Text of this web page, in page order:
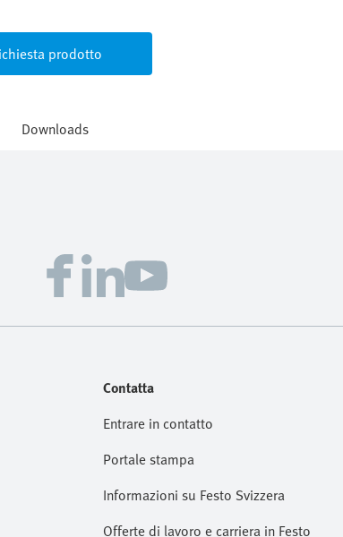
prodotto
Downloads
Contatta
Entrare in contatto
Portale stampa
Informazioni su Festo Svizzera
Offerte di lavoro e carriera in Festo